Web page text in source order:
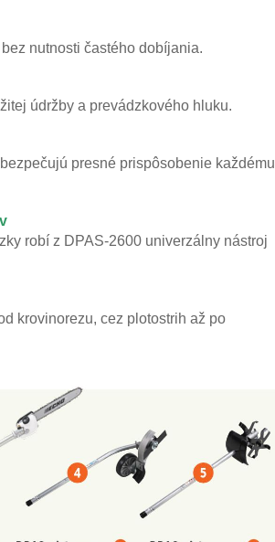
nutnosti častého dobíjania.
údržby a prevádzkového hluku.
presné prispôsobenie každému
robí z DPAS‑2600 univerzálny nástroj
krovinorezu, cez plotostrih až po